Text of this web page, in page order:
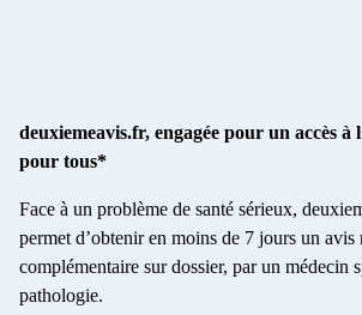
deuxiemeavis.fr, engagée pour un accès à
pour tous*
Face à un problème de santé sérieux,
permet d’obtenir en moins de 7 jours un avis
complémentaire sur dossier, par un médecin
pathologie.